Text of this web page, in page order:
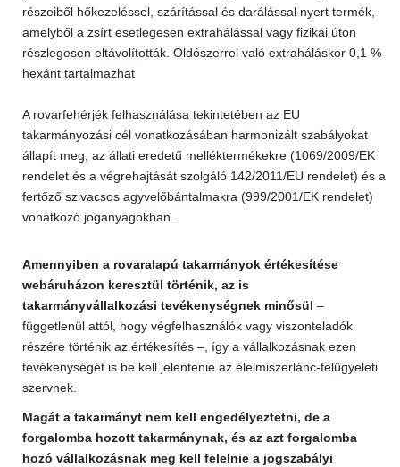
részeiből hőkezeléssel, szárítással és darálással nyert termék,
amelyből a zsírt esetlegesen extrahálással vagy fizikai úton
részlegesen eltávolították. Oldószerrel való extraháláskor 0,1 %
hexánt tartalmazhat
A rovarfehérjék felhasználása tekintetében az EU
takarmányozási cél vonatkozásában harmonizált szabályokat
állapít meg, az állati eredetű melléktermékekre (1069/2009/EK
rendelet és a végrehajtását szolgáló 142/2011/EU rendelet) és a
fertőző szivacsos agyvelőbántalmakra (999/2001/EK rendelet)
vonatkozó joganyagokban.
Amennyiben a rovaralapú takarmányok értékesítése
webáruházon keresztül történik, az is
takarmányvállalkozási tevékenységnek minősül –
függetlenül attól, hogy végfelhasználók vagy viszonteladók
részére történik az értékesítés –, így a vállalkozásnak ezen
tevékenységét is be kell jelentenie az élelmiszerlánc-felügyeleti
szervnek.
Magát a takarmányt nem kell engedélyeztetni, de a
forgalomba hozott takarmánynak, és az azt forgalomba
hozó vállalkozásnak meg kell felelnie a jogszabályi